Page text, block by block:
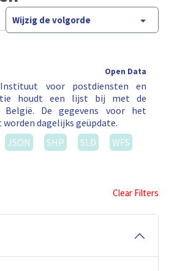
Wijzig de volgorde
Open Data
voor postdiensten en
houdt een lijst bij met de
De gegevens voor het
worden dagelijks geüpdate.
JSON SHP SLD
WFS
Clear Filters